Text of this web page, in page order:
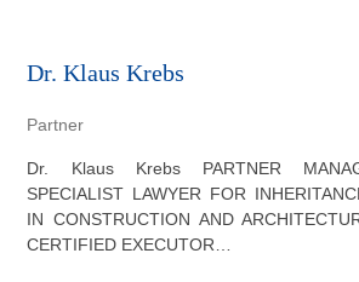
Dr. Klaus Krebs
Partner
Dr. Klaus Krebs PARTNER
SPECIALIST LAWYER FOR
IN CONSTRUCTION AND
CERTIFIED EXECUTOR…